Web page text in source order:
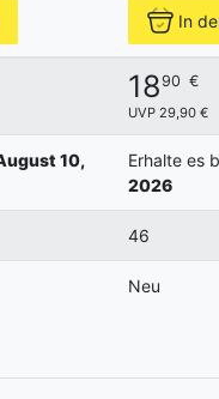
In
1890 €
UVP 29,90 €
10,
Erhalte es
2026
46
Neu